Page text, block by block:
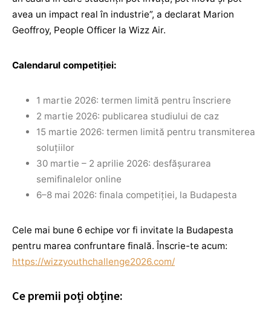
avea un impact real în industrie”, a declarat Marion
Geoffroy, People Officer la Wizz Air.
Calendarul competiției:
1 martie 2026: termen limită pentru înscriere
2 martie 2026: publicarea studiului de caz
15 martie 2026: termen limită pentru transmiterea
soluțiilor
30 martie – 2 aprilie 2026: desfășurarea
semifinalelor online
6–8 mai 2026: finala competiției, la Budapesta
Cele mai bune 6 echipe vor fi invitate la Budapesta
pentru marea confruntare finală. Înscrie-te acum:
https://wizzyouthchallenge2026.com/
Ce premii poți obține: